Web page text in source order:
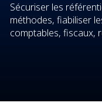
Sécuriser les
méthodes, fiabiliser
comptables, fiscaux,